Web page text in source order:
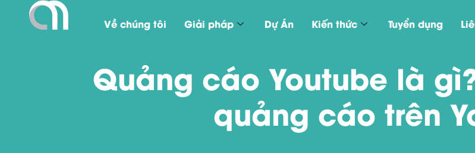
Về chúng tôi Giải pháp Dự Án Kiến thức Tuyển dụng
Quảng cáo Youtube là
quảng cáo trên